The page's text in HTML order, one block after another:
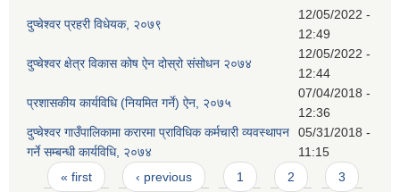
दुप्चेश्वर प्रहरी विधेयक, २०७९
12/05/2022 -
12:49
दुप्चेश्वर क्षेत्र विकास कोष ऐन दोस्रो संसोधन २०७४
12/05/2022 -
12:44
प्रशासकीय कार्यविधि (नियमित गर्ने) ऐन, २०७५
07/04/2018 -
12:36
दुप्चेश्वर गाउँपालिकामा करारमा प्राविधिक कर्मचारी व्यवस्थापन
गर्ने सम्बन्धी कार्यविधि, २०७४
05/31/2018 -
11:15
Pages
« first ‹ previous 1 2 3